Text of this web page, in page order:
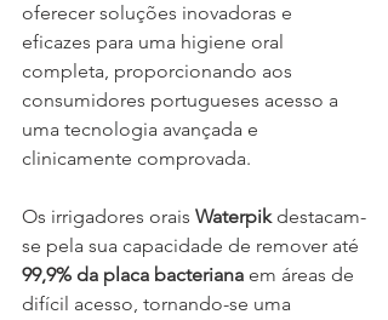
oferecer soluções inovadoras e
eficazes para uma higiene oral
completa, proporcionando aos
consumidores portugueses acesso a
uma tecnologia avançada e
clinicamente comprovada.
Os irrigadores orais Waterpik destacam-
se pela sua capacidade de remover até
99,9% da placa bacteriana em áreas de
difícil acesso, tornando-se uma